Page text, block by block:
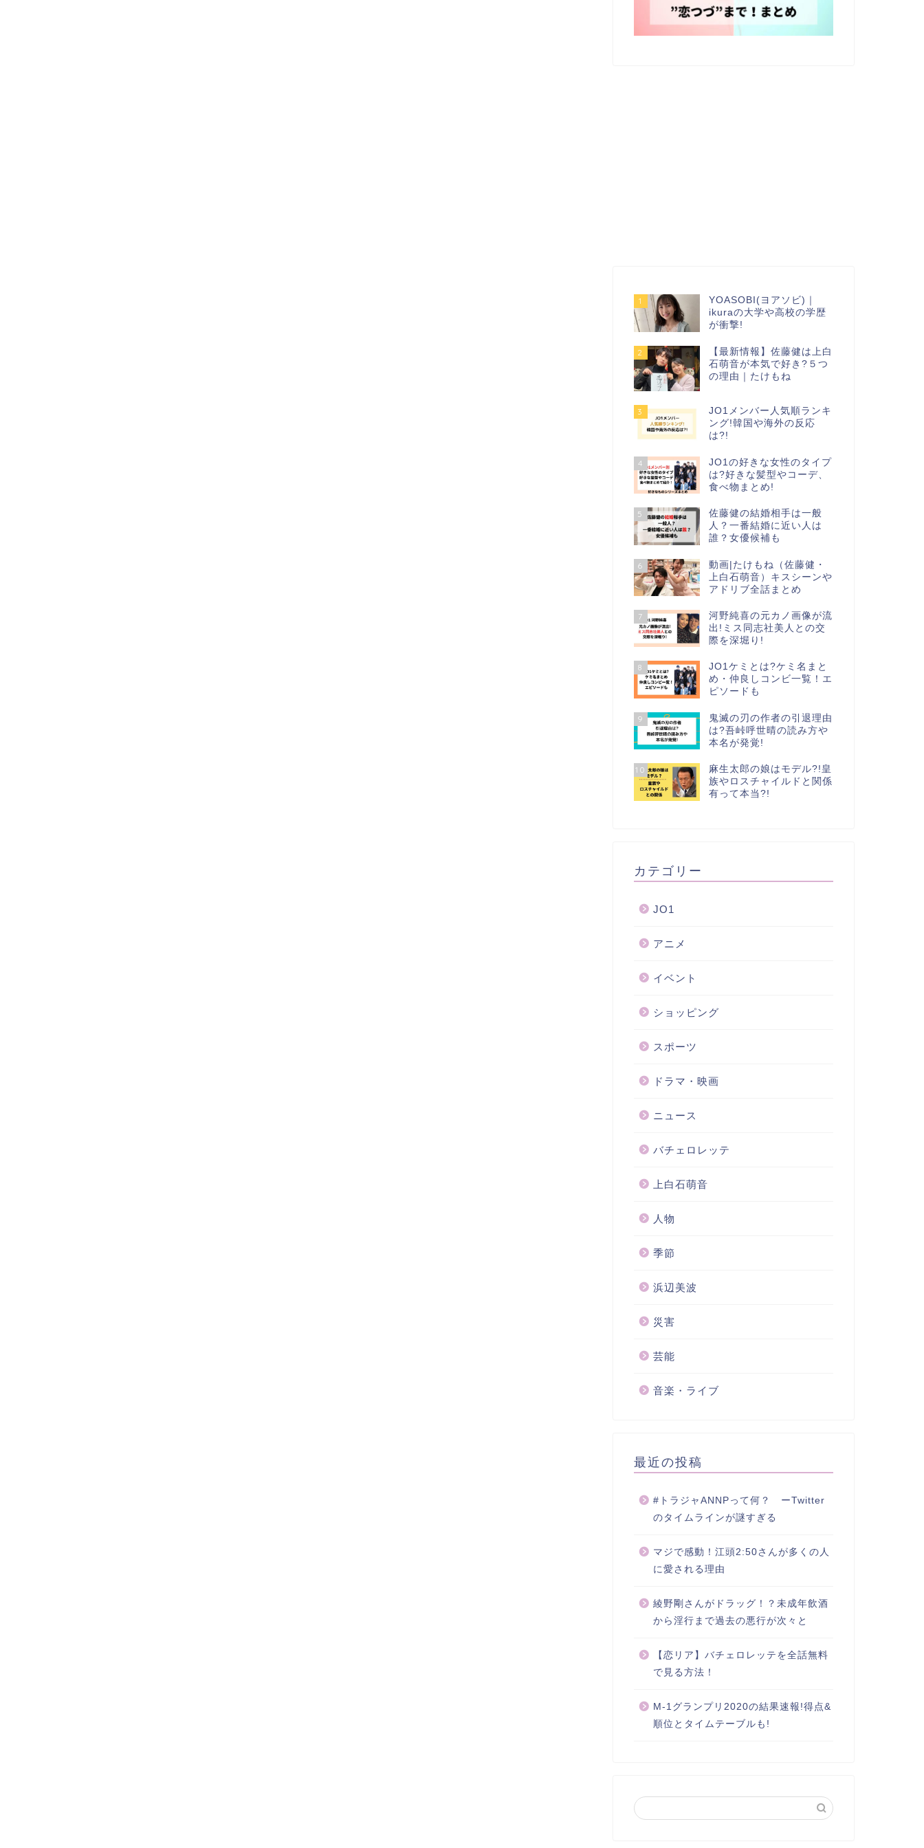
1
YOASOBI(ヨアソビ)｜
ikuraの大学や高校の学歴
が衝撃!
2
【最新情報】佐藤健は上白
石萌音が本気で好き?５つ
の理由｜たけもね
3
JO1メンバー人気順ランキ
ング!韓国や海外の反応
は?!
4
JO1の好きな女性のタイプ
は?好きな髪型やコーデ、
食べ物まとめ!
5
佐藤健の結婚相手は一般
人？一番結婚に近い人は
誰？女優候補も
6
動画|たけもね（佐藤健・
上白石萌音）キスシーンや
アドリブ全話まとめ
7
河野純喜の元カノ画像が流
出!ミス同志社美人との交
際を深堀り!
8
JO1ケミとは?ケミ名まと
め・仲良しコンビ一覧！エ
ピソードも
9
鬼滅の刃の作者の引退理由
は?吾峠呼世晴の読み方や
本名が発覚!
10
麻生太郎の娘はモデル?!皇
族やロスチャイルドと関係
有って本当?!
カテゴリー
JO1
アニメ
イベント
ショッピング
スポーツ
ドラマ・映画
ニュース
バチェロレッテ
上白石萌音
人物
季節
浜辺美波
災害
芸能
音楽・ライブ
最近の投稿
#トラジャANNPって何？ ーTwitter
のタイムラインが謎すぎる
マジで感動！江頭2:50さんが多くの人
に愛される理由
綾野剛さんがドラッグ！？未成年飲酒
から淫行まで過去の悪行が次々と
【恋リア】バチェロレッテを全話無料
で見る方法！
M-1グランプリ2020の結果速報!得点&
順位とタイムテーブルも!